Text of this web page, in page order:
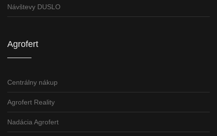
Návštevy DUSLO
Agrofert
Centrálny nákup
Agrofert Reality
Nadácia Agrofert